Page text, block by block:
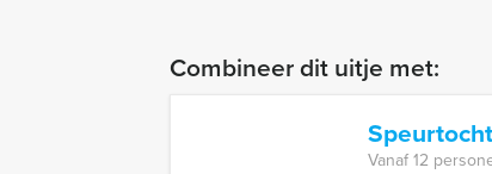
Combineer dit uitje met:
Vanaf 12